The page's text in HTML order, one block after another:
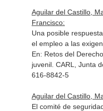
Aguilar del Castillo,
Francisco:
Una posible
el empleo a las
En: Retos del
juvenil. CARL, Junta
616-8842-5
Aguilar del Castillo,
El comité de